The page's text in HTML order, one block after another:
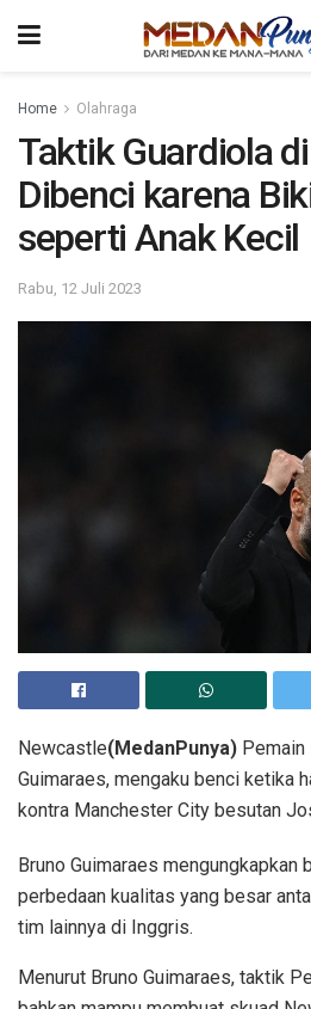
Home Olahraga
Taktik Guardiola
Dibenci karena
seperti Anak Kecil
Rabu, 12 Juli 2023
Newcastle(MedanPunya)
Guimaraes, mengaku benci ketika
kontra Manchester City besutan
Bruno Guimaraes mengungkapkan
perbedaan kualitas yang besar
tim lainnya di Inggris.
Menurut Bruno Guimaraes, taktik